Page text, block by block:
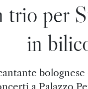
trio per
in
a Palazzo